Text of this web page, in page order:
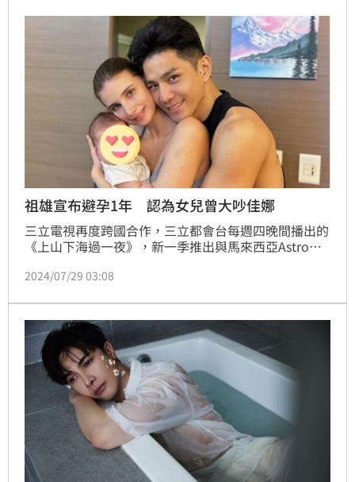
祖雄宣布避孕1年 認為女兒曾大吵佳娜
三立電視再度跨國合作，三立都會台每週四晚間播出的
《上山下海過一夜》，新一季推出與馬來西亞Astro電
與馬來西亞雙方藝人到對方海島秘境深度探索與生活的
子進度。鍾智凱報導
2024/07/29 03:08